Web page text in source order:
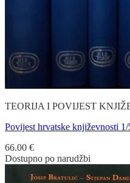
TEORIJA I POVIJEST
Povijest hrvatske književnosti 1/
66.00 €
Dostupno po narudžbi